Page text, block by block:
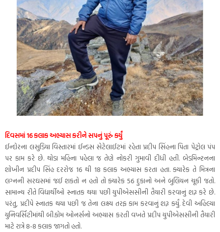
દિવસમાં 16 કલાક અભ્યાસ કરીને સપનું પૂરું કર્યું
ઈન્દોરના લસુડિયા વિસ્તારમાં ઈન્ડસ સેટેલાઈટમાં રહેતા પ્રદીપ સિંહના પિતા પેટ્રોલ પંપ
પર કામ કરે છે. થોડા મહિના પહેલા જ તેણે નોકરી ગુમાવી દીધી હતી. બેડમિન્ટનના
શોખીન પ્રદીપ સિંહ દરરોજ 16 થી 18 કલાક અભ્યાસ કરતા હતા. ક્યારેક તે મિત્રના
લગ્નની સરઘસમાં જઈ શકતો ન હતો તો ક્યારેક 56 દુકાનો અને બુલિયન ચૂકી જતો.
સામાન્ય રીતે વિદ્યાર્થીઓ સ્નાતક થયા પછી યુપીએસસીની તૈયારી કરવાનું શરૂ કરે છે.
પરંતુ, પ્રદીપે સ્નાતક થયા પછી જ તેના લક્ષ્ય તરફ કામ કરવાનું શરૂ કર્યું. દેવી અહિલ્યા
યુનિવર્સિટીમાંથી બી.કોમ ઓનર્સનો અભ્યાસ કરતી વખતે પ્રદીપ યુપીએસસીની તૈયારી
માટે રાત્રે 8-8 કલાક જાગતો હતો.